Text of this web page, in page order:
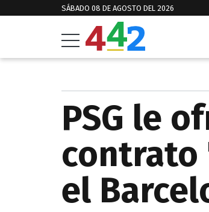
SÁBADO 08 DE AGOSTO DEL 2026
PSG le
contrato
el